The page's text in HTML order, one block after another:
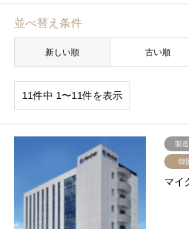
並べ替え条件
新しい順 古い順
11件中 1〜11件を表示
製
韓
マイ